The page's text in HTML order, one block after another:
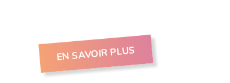
EN SAVOIR PLUS